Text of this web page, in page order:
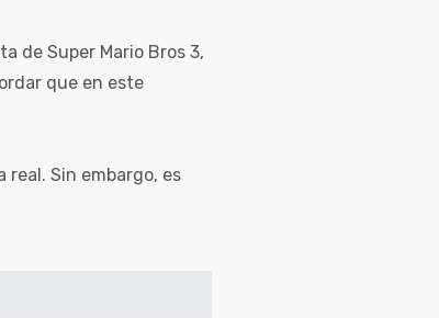
de Super Mario Bros 3,
que en este
Sin embargo, es